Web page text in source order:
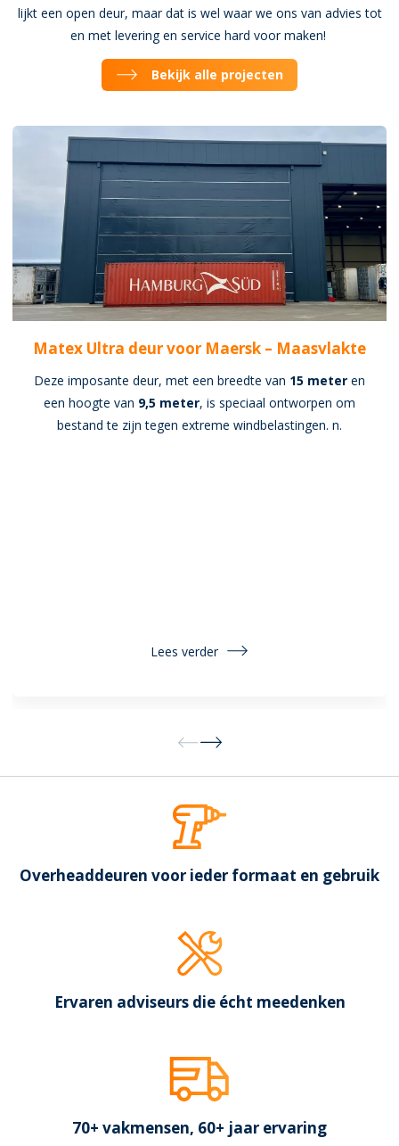
lijkt een open deur, maar dat is wel waar we ons van advies tot
en met levering en service hard voor maken!
Bekijk alle projecten
Matex Ultra deur voor Maersk – Maasvlakte
Deze imposante deur, met een breedte van 15 meter en
een hoogte van 9,5 meter, is speciaal ontworpen om
bestand te zijn tegen extreme windbelastingen. n.
Lees verder
Overheaddeuren voor ieder formaat en gebruik
Ervaren adviseurs die écht meedenken
70+ vakmensen, 60+ jaar ervaring